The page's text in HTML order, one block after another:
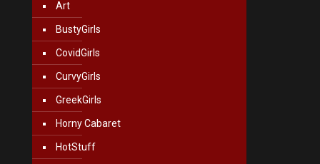
Art
BustyGirls
CovidGirls
CurvyGirls
GreekGirls
Horny Cabaret
HotStuff